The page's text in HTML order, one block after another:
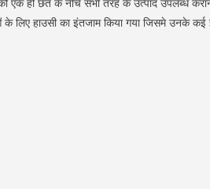
हाउसी का इंतजाम किया गया जिसमे उनके कई